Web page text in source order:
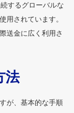
するグローバルな
用されています。
送金に広く利用さ
法
が、基本的な手順